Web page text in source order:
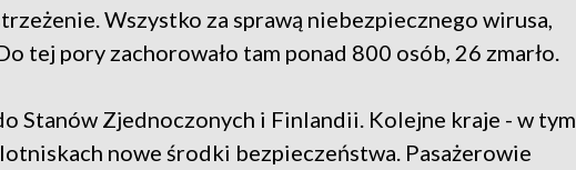
Wszystko za sprawą niebezpiecznego wirusa,
tej pory zachorowało tam ponad 800 osób, 26 zmarło.
Stanów Zjednoczonych i Finlandii. Kolejne kraje - w tym
nowe środki bezpieczeństwa. Pasażerowie